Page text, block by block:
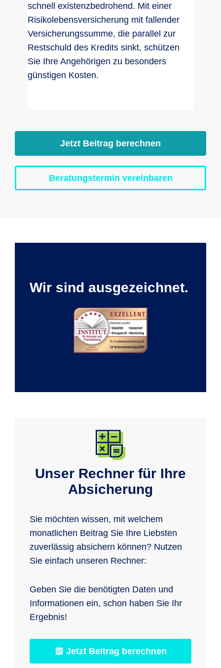
schnell existenzbedrohend. Mit einer
Risikolebensversicherung mit fallender
Versicherungssumme, die parallel zur
Restschuld des Kredits sinkt, schützen
Sie Ihre Angehörigen zu besonders
günstigen Kosten.
Jetzt Beitrag berechnen
Beratungstermin vereinbaren
Wir sind ausgezeichnet.
Unser Rechner für Ihre
Absicherung
Sie möchten wissen, mit welchem
monatlichen Beitrag Sie Ihre Liebsten
zuverlässig absichern können? Nutzen
Sie einfach unseren Rechner:
Geben Sie die benötigten Daten und
Informationen ein, schon haben Sie Ihr
Ergebnis!
Jetzt Beitrag berechnen